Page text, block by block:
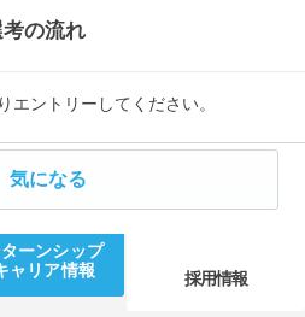
の流れ
エントリーしてください。
気になる
ーンシップ
ャリア情報
採用情報